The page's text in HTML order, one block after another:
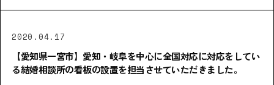
2020.04.17
【愛知県一宮市】愛知・岐阜を中心に全国対応に対応をしてい
る結婚相談所の看板の設置を担当させていただきました。